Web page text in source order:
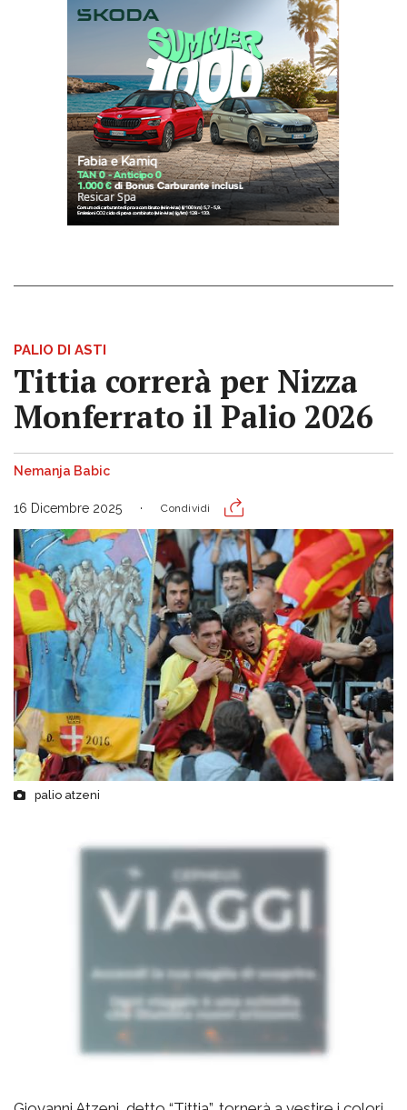
PALIO DI ASTI
Tittia correrà per Nizza
Monferrato il Palio 2026
Nemanja Babic
16 Dicembre 2025 Condividi
palio atzeni